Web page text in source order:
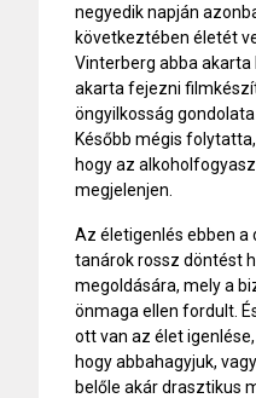
negyedik napján
következtében életét
Vinterberg abba
akarta fejezni
öngyilkosság
Később mégis
hogy az
megjelenjen.
Az életigenlés ebben a
tanárok rossz döntést
megoldására, mely a
önmaga ellen fordult.
ott van az élet
hogy abbahagyjuk,
belőle akár drasztikus